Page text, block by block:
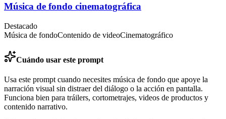
Música de fondo cinematográfica
Destacado
Música de fondoContenido de videoCinematográfico
Cuándo usar este prompt
Usa este prompt cuando necesites música de fondo que apoye la
narración visual sin distraer del diálogo o la acción en pantalla.
Funciona bien para tráilers, cortometrajes, videos de productos y
contenido narrativo.